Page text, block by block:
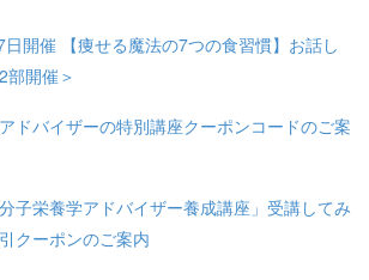
開催 【痩せる魔法の7つの食習慣】お話し
部開催＞
ドバイザーの特別講座クーポンコードのご案
分子栄養学アドバイザー養成講座」受講してみ
クーポンのご案内